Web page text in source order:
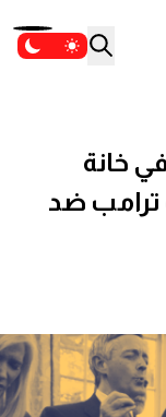
خانة
ترامب ضد